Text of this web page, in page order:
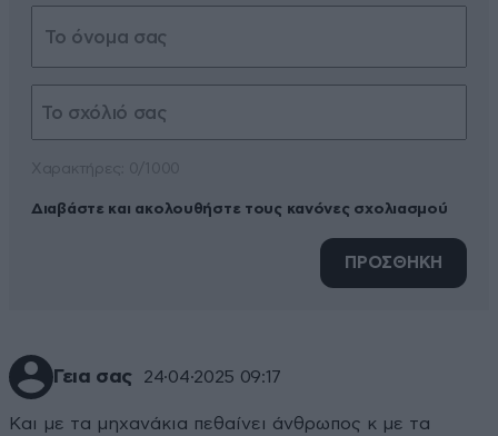
Διαβάστε και ακολουθήστε τους κανόνες σχολιασμού
ΠΡΟΣΘΗΚΗ
Γεια σας 24·04·2025 09:17
Και με τα μηχανάκια πεθαίνει άνθρωπος κ με τα